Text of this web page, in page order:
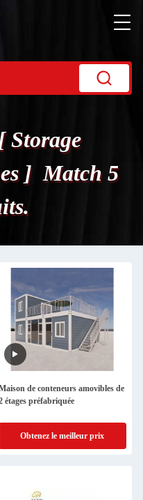
] Match 5
de conteneurs amovibles de
étages préfabriquée
Obtenez le meilleur prix